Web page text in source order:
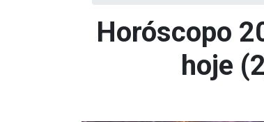
Horóscopo
hoje